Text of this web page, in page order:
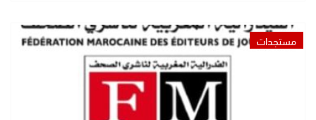
مستجدات